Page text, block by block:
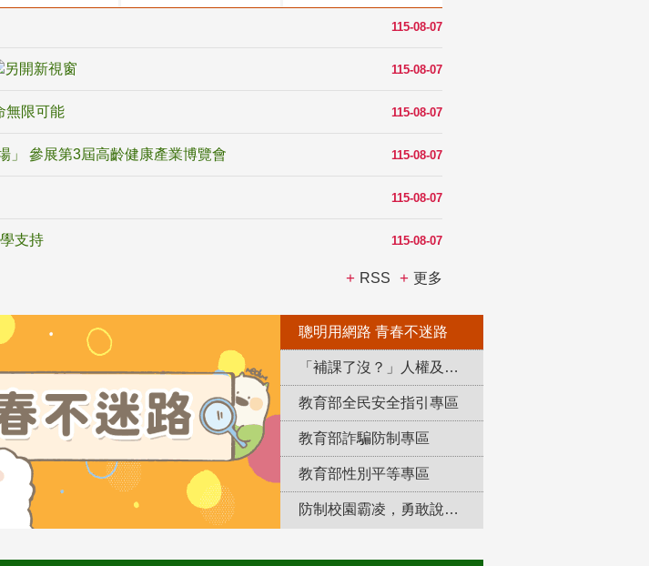
115-08-07
115-08-07
115-08-07
無限可能
115-08-07
」 參展第3屆高齡健康產業博覽會
115-08-07
115-08-07
支持
RSS 更多
聰明用網路 青春不迷路
「補課了沒？」人權及轉型正義教育專區
教育部全民安全指引專區
教育部詐騙防制專區
教育部性別平等專區
防制校園霸凌，勇敢說出來！